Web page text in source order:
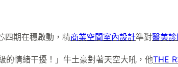
四期在穗啟動，精商業空間室內設計準對醫美
情緒干擾！」牛土豪對著天空大吼，他THE